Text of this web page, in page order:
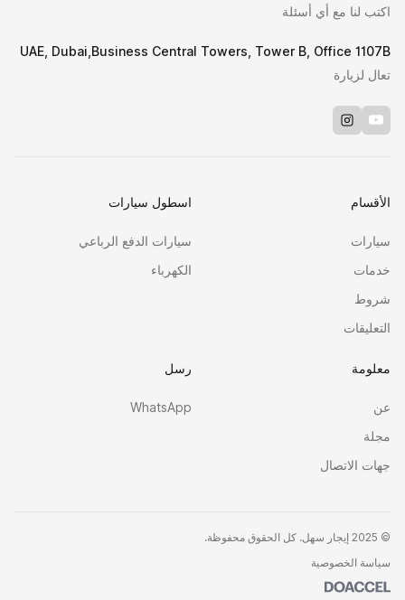
اكتب لنا مع أي أسئلة
UAE, Dubai,Business Central Towers, Tower B, Office 1107B
تعال لزيارة
Youtube
Instagram
الأقسام
سيارات
خدمات
شروط
التعليقات
اسطول سيارات
سيارات الدفع الرباعي
الكهرباء
معلومة
عن
مجلة
جهات الاتصال
رسل
WhatsApp
© 2025 إيجار سهل. كل الحقوق محفوظة.
سياسة الخصوصية
Doaccel